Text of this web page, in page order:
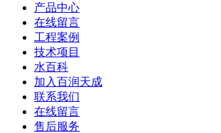
产品中心
在线留言
工程案例
技术项目
水百科
加入百润天成
联系我们
在线留言
售后服务